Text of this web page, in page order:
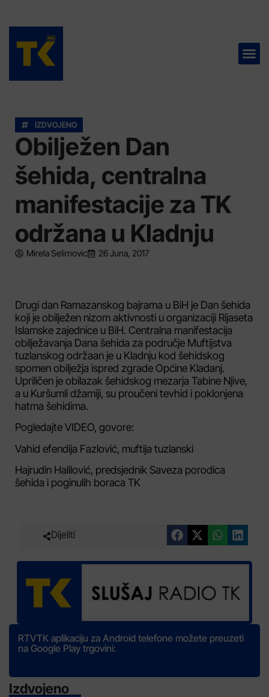
IZDVOJENO
Obilježen Dan
šehida, centralna
manifestacije za TK
održana u Kladnju
Mirela Selimovic 26 Juna, 2017
Drugi dan Ramazanskog bajrama u BiH je Dan šehida
koji je obilježen nizom aktivnosti u organizaciji Rijaseta
Islamske zajednice u BiH. Centralna manifestacija
obilježavanja Dana šehida za područje Muftijstva
tuzlanskog održaan je u Kladnju kod šehidskog
spomen obilježja ispred zgrade Općine Kladanj.
Upriličen je obilazak šehidskog mezarja Tabine Njive,
a u Kuršumli džamiji, su proučeni tevhid i poklonjena
hatma šehidima.
Pogledajte VIDEO, govore:
Vahid efendija Fazlović, muftija tuzlanski
Hajrudin Halilović, predsjednik Saveza porodica
šehida i poginulih boraca TK
Dijeliti
RTVTK aplikaciju za Android telefone možete preuzeti
na Google Play trgovini:
Izdvojeno